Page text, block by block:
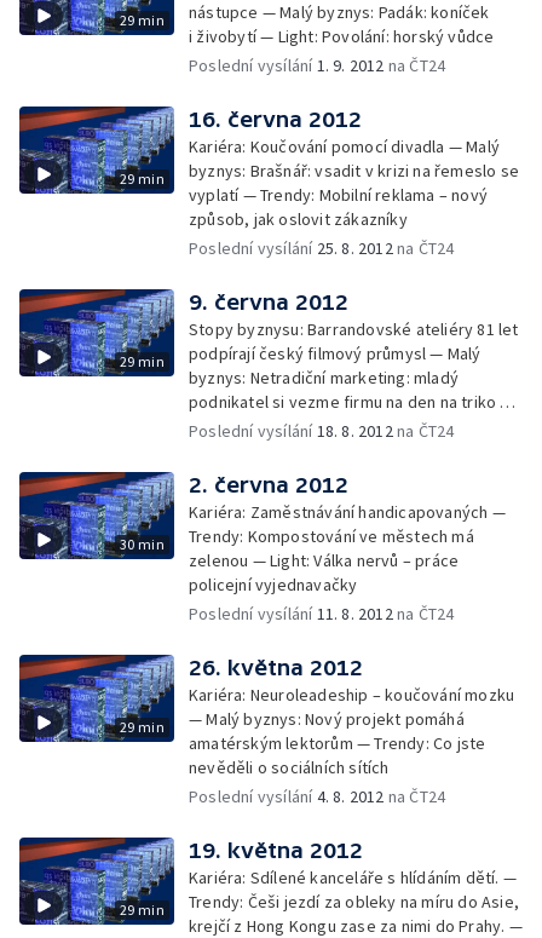
29 min
nástupce — Malý byznys: Padák: koníček
i živobytí — Light: Povolání: horský vůdce
Poslední vysílání1. 9. 2012 na ČT24
29 min
16. června 2012
Kariéra: Koučování pomocí divadla — Malý
byznys: Brašnář: vsadit v krizi na řemeslo se
vyplatí — Trendy: Mobilní reklama – nový
způsob, jak oslovit zákazníky
Poslední vysílání 25. 8. 2012na ČT24
29 min
9. června 2012
Stopy byznysu: Barrandovské ateliéry 81 let
podpírají český filmový průmysl — Malý
byznys: Netradiční marketing: mladý
podnikatel si vezme firmu na den na triko —
Light: Revoluce v zahrádkaření: speciální
Poslední vysílání18. 8. 2012na ČT24
30 min
2. června 2012
Kariéra: Zaměstnávání handicapovaných —
Trendy: Kompostování ve městech má
zelenou — Light: Válka nervů – práce
policejní vyjednavačky
Poslední vysílání11. 8. 2012na ČT24
29 min
26. května 2012
Kariéra: Neuroleadeship – koučování mozku
— Malý byznys: Nový projekt pomáhá
amatérským lektorům — Trendy: Co jste
nevěděli o sociálních sítích
Poslední vysílání4. 8. 2012 na ČT24
29 min
19. května 2012
Kariéra: Sdílené kanceláře s hlídáním dětí. —
Trendy: Češi jezdí za obleky na míru do Asie,
krejčí z Hong Kongu zase za nimi do Prahy. —